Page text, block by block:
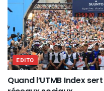
EDITO
Quand l’UTMB Index